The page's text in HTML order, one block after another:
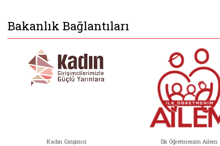
Bakanlık Bağlantıları
Kadın Girişimci İlk Öğretmenim Ailem